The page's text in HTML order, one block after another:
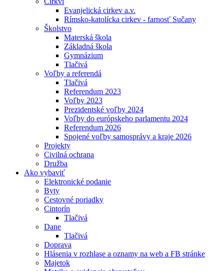
Evanjelická cirkev a.v.
Rímsko-katolícka cirkev - farnosť Sučany
Školstvo
Materská škola
Základná škola
Gymnázium
Tlačivá
Voľby a referendá
Tlačivá
Referendum 2023
Voľby 2023
Prezidentské voľby 2024
Voľby do európskeho parlamentu 2024
Referendum 2026
Spojené voľby samosprávy a kraje 2026
Projekty
Civilná ochrana
Družba
Ako vybaviť
Elektronické podanie
Byty
Cestovné poriadky
Cintorín
Tlačivá
Dane
Tlačivá
Doprava
Hlásenia v rozhlase a oznamy na web a FB stránke
Majetok